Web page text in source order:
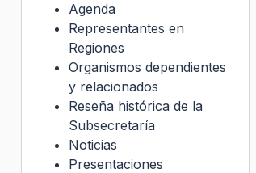
Agenda
Representantes en
Regiones
Organismos dependientes
y relacionados
Reseña histórica de la
Subsecretaría
Noticias
Presentaciones